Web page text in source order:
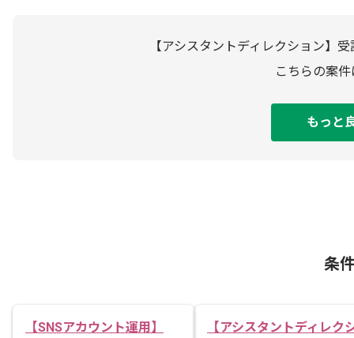
【アシスタントディレクション】
こちらの案
もっと
条
【SNSアカウント運用】
【アシスタントディレク